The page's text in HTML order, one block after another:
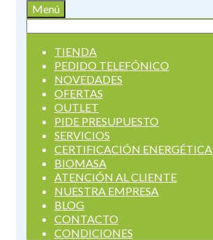
Menú
TIENDA
PEDIDO TELEFÓNICO
NOVEDADES
OFERTAS
OUTLET
PIDE PRESUPUESTO
SERVICIOS
CERTIFICACIÓN ENERGÉTICA
BIOMASA
ATENCIÓN AL CLIENTE
NUESTRA EMPRESA
BLOG
CONTACTO
CONDICIONES